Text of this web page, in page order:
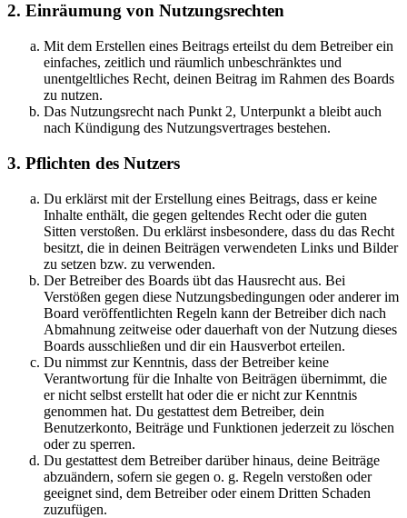
2. Einräumung von Nutzungsrechten
Mit dem Erstellen eines Beitrags erteilst du dem Betreiber ein
einfaches, zeitlich und räumlich unbeschränktes und
unentgeltliches Recht, deinen Beitrag im Rahmen des Boards
zu nutzen.
Das Nutzungsrecht nach Punkt 2, Unterpunkt a bleibt auch
nach Kündigung des Nutzungsvertrages bestehen.
3. Pflichten des Nutzers
Du erklärst mit der Erstellung eines Beitrags, dass er keine
Inhalte enthält, die gegen geltendes Recht oder die guten
Sitten verstoßen. Du erklärst insbesondere, dass du das Recht
besitzt, die in deinen Beiträgen verwendeten Links und Bilder
zu setzen bzw. zu verwenden.
Der Betreiber des Boards übt das Hausrecht aus. Bei
Verstößen gegen diese Nutzungsbedingungen oder anderer im
Board veröffentlichten Regeln kann der Betreiber dich nach
Abmahnung zeitweise oder dauerhaft von der Nutzung dieses
Boards ausschließen und dir ein Hausverbot erteilen.
Du nimmst zur Kenntnis, dass der Betreiber keine
Verantwortung für die Inhalte von Beiträgen übernimmt, die
er nicht selbst erstellt hat oder die er nicht zur Kenntnis
genommen hat. Du gestattest dem Betreiber, dein
Benutzerkonto, Beiträge und Funktionen jederzeit zu löschen
oder zu sperren.
Du gestattest dem Betreiber darüber hinaus, deine Beiträge
abzuändern, sofern sie gegen o. g. Regeln verstoßen oder
geeignet sind, dem Betreiber oder einem Dritten Schaden
zuzufügen.